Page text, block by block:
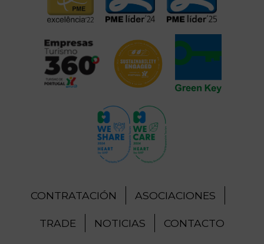
CONTRATACIÓN ASOCIACIONES
TRADE NOTICIAS CONTACTO